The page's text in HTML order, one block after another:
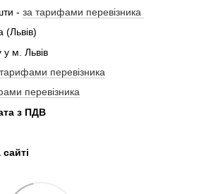
- за тарифами перевізника
(Львів)
у м. Львів
перевізника
перевізника
з ПДВ